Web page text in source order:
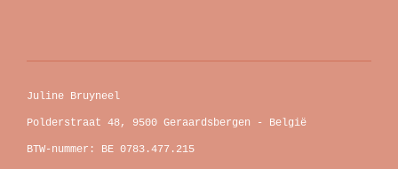
Juline Bruyneel
Polderstraat 48, 9500 Geraardsbergen - België
BTW-nummer: BE 0783.477.215